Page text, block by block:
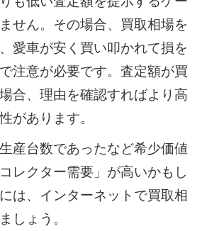
せん。その場合、買取相場を
愛車が安く買い叩かれて損を
注意が必要です。査定額が買
合、理由を確認すればより高
があります。
産台数であったなど希少価値
レクター需要」が高いかもし
は、インターネットで買取相
しょう。